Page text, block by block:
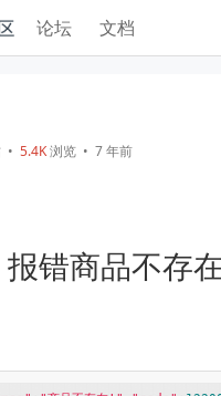
论坛 文档
• 5.4K浏览 • 7 年前
报错商品不存